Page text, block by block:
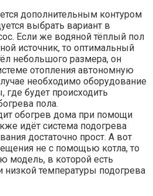
дополнительным контуром
выбрать вариант в
Если же водяной тёплый пол
источник, то оптимальный
небольшого размера, он
отопления автономную
необходимо оборудование
где будет происходить
пола.
обогрев дома при помощи
идёт система подогрева
достаточно прост. А вот
не с помощью котла, то
модель, в которой есть
низкой температуры подогрева